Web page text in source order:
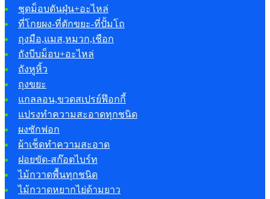
ชุดม็อบดันฝุ่น+อะไหล่
ที่โกยผง-ที่ตักขยะ-ที่ปั้มโถ
ถุงมือ,แมส,หมวก,เชือก
ถังบีบม็อบ+อะไหล่
ถังหูหิ้ว
ถุงขยะ
แกลลอน,ขวดสเปรย์ฟ๊อกกี้
แปรงทำความสะอาดทุกชนิด
ผงซักฟอก
ผ้าเช็ดทำความสะอาด
ฝอยขัด-สก๊อตไบร์ท
ไม้กวาดพื้นทุกชนิด
ไม้กวาดหยากไย่ด้ามยาว